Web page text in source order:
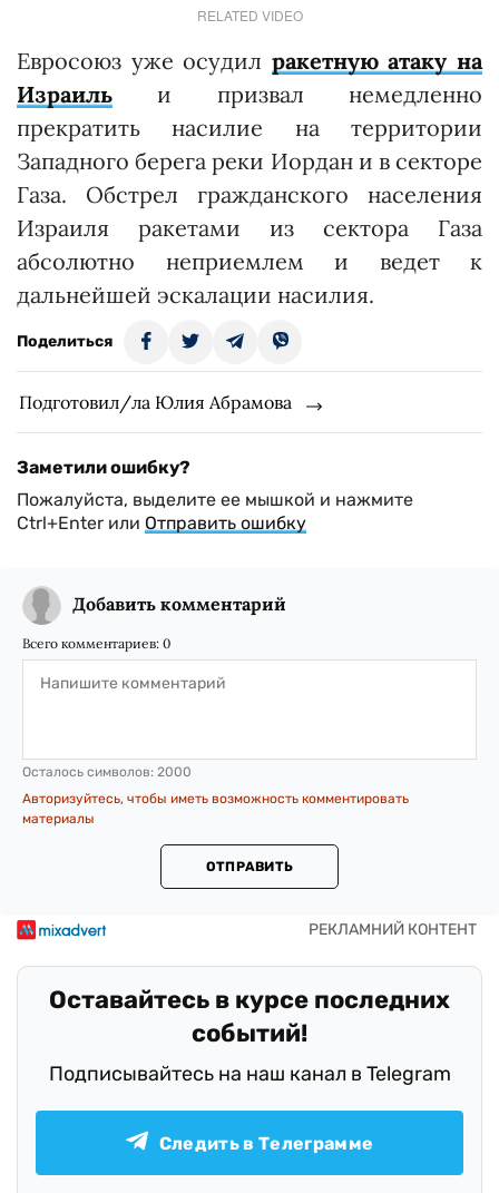
RELATED VIDEO
Евросоюз уже осудил ракетную атаку на
Израиль и призвал немедленно
прекратить насилие на территории
Западного берега реки Иордан и в секторе
Газа. Обстрел гражданского населения
Израиля ракетами из сектора Газа
абсолютно неприемлем и ведет к
дальнейшей эскалации насилия.
Поделиться
Подготовил/ла Юлия Абрамова
Заметили ошибку?
Пожалуйста, выделите ее мышкой и нажмите
Ctrl+Enter или Отправить ошибку
Добавить комментарий
Всего комментариев: 0
Осталось символов: 2000
Авторизуйтесь, чтобы иметь возможность комментировать
материалы
ОТПРАВИТЬ
Оставайтесь в курсе последних
событий!
Подписывайтесь на наш канал в Telegram
Следить в Телеграмме